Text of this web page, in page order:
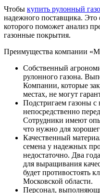
Чтобы купить рулонный
надежного поставщика.
которого поможет анализ
газонные покрытия.
Преимущества компании
Собственный
рулонного газона.
Компании, которые
местах, не могут
Подстригаем газоны
непосредственно
Сотрудники имеют
что нужно для
Качественный
семена у надежных
недостаточно. Два
для выращивания
будет противостоять
Московской области.
Персонал,